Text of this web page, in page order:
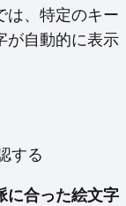
は、特定のキー
が自動的に表示
する
に合った絵文字